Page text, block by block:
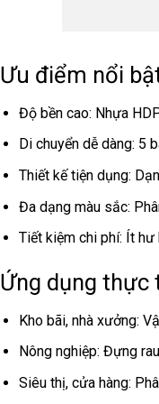
Ưu điểm nổi
Độ bền cao: Nhựa
Di chuyển dễ dàng: 5
Thiết kế tiện dụng:
Đa dạng màu sắc:
Tiết kiệm chi phí: Ít
Ứng dụng thực
Kho bãi, nhà xưởng:
Nông nghiệp: Đựng
Siêu thị, cửa hàng: